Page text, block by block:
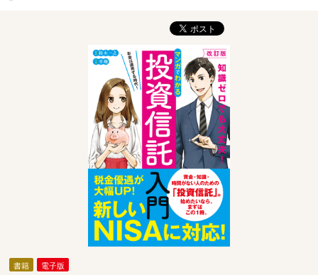
書籍 電子版